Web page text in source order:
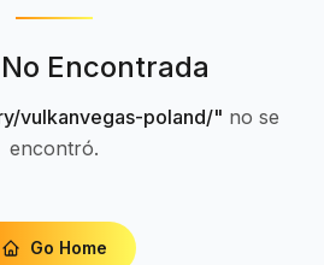
Encontrada
vulkanvegas-poland/" no se
encontró.
Go Home